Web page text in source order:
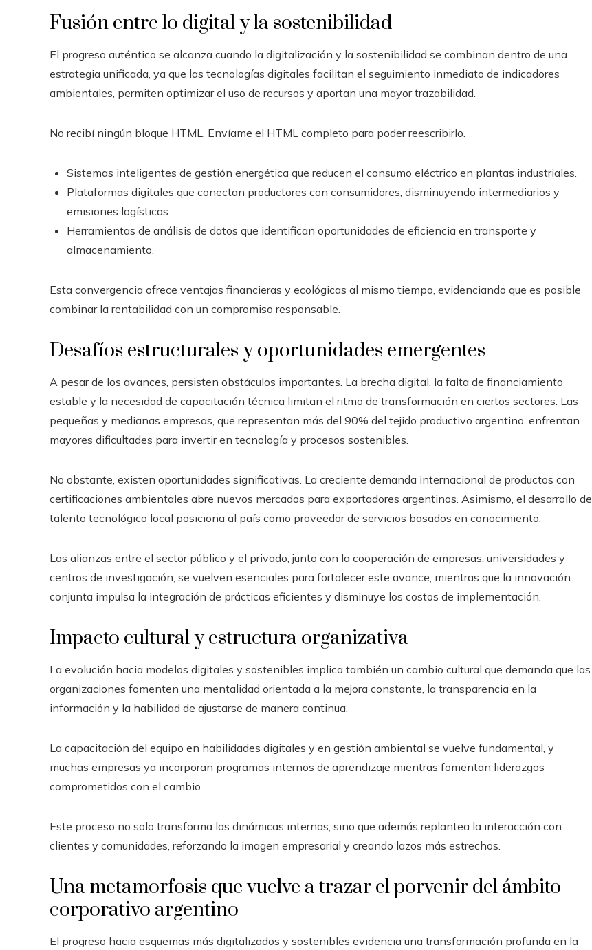
Fusión entre lo digital y la sostenibilidad
El progreso auténtico se alcanza cuando la digitalización y la sostenibilidad se combinan dentro de una
estrategia unificada, ya que las tecnologías digitales facilitan el seguimiento inmediato de indicadores
ambientales, permiten optimizar el uso de recursos y aportan una mayor trazabilidad.
No recibí ningún bloque HTML. Envíame el HTML completo para poder reescribirlo.
Sistemas inteligentes de gestión energética que reducen el consumo eléctrico en plantas industriales.
Plataformas digitales que conectan productores con consumidores, disminuyendo intermediarios y
emisiones logísticas.
Herramientas de análisis de datos que identifican oportunidades de eficiencia en transporte y
almacenamiento.
Esta convergencia ofrece ventajas financieras y ecológicas al mismo tiempo, evidenciando que es posible
combinar la rentabilidad con un compromiso responsable.
Desafíos estructurales y oportunidades emergentes
A pesar de los avances, persisten obstáculos importantes. La brecha digital, la falta de financiamiento
estable y la necesidad de capacitación técnica limitan el ritmo de transformación en ciertos sectores. Las
pequeñas y medianas empresas, que representan más del 90% del tejido productivo argentino, enfrentan
mayores dificultades para invertir en tecnología y procesos sostenibles.
No obstante, existen oportunidades significativas. La creciente demanda internacional de productos con
certificaciones ambientales abre nuevos mercados para exportadores argentinos. Asimismo, el desarrollo de
talento tecnológico local posiciona al país como proveedor de servicios basados en conocimiento.
Las alianzas entre el sector público y el privado, junto con la cooperación de empresas, universidades y
centros de investigación, se vuelven esenciales para fortalecer este avance, mientras que la innovación
conjunta impulsa la integración de prácticas eficientes y disminuye los costos de implementación.
Impacto cultural y estructura organizativa
La evolución hacia modelos digitales y sostenibles implica también un cambio cultural que demanda que las
organizaciones fomenten una mentalidad orientada a la mejora constante, la transparencia en la
información y la habilidad de ajustarse de manera continua.
La capacitación del equipo en habilidades digitales y en gestión ambiental se vuelve fundamental, y
muchas empresas ya incorporan programas internos de aprendizaje mientras fomentan liderazgos
comprometidos con el cambio.
Este proceso no solo transforma las dinámicas internas, sino que además replantea la interacción con
clientes y comunidades, reforzando la imagen empresarial y creando lazos más estrechos.
Una metamorfosis que vuelve a trazar el porvenir del ámbito
corporativo argentino
El progreso hacia esquemas más digitalizados y sostenibles evidencia una transformación profunda en la